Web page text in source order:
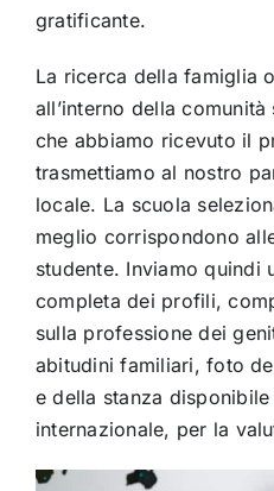
gratificante.
La ricerca della famiglia
all’interno della
che abbiamo ricevuto il
trasmettiamo al nostro
locale. La scuola
meglio corrispondono
studente. Inviamo quindi
completa dei profili,
sulla professione dei
abitudini familiari, foto
e della stanza disponibile
internazionale, per la